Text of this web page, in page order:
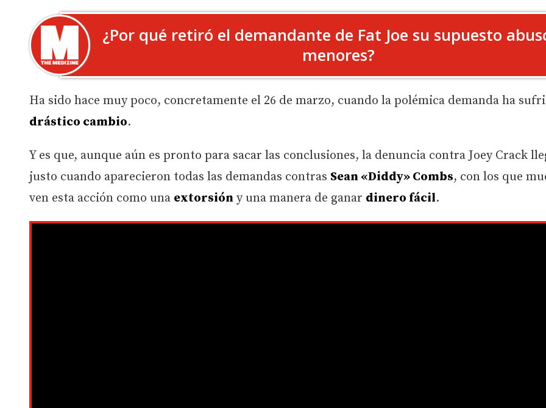
¿Por qué retiró el demandante de Fat Joe su supuesto
menores?
Ha sido hace muy poco, concretamente el 26 de marzo, cuando la polémica demanda ha
drástico cambio.
Y es que, aunque aún es pronto para sacar las conclusiones, la denuncia contra Joey Crack
justo cuando aparecieron todas las demandas contras Sean «Diddy» Combs, con los que
ven esta acción como una extorsión y una manera de ganar dinero fácil.